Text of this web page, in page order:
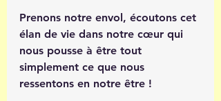
Prenons notre envol, écoutons cet
élan de vie dans notre cœur qui
nous pousse à être tout
simplement ce que nous
ressentons en notre être !